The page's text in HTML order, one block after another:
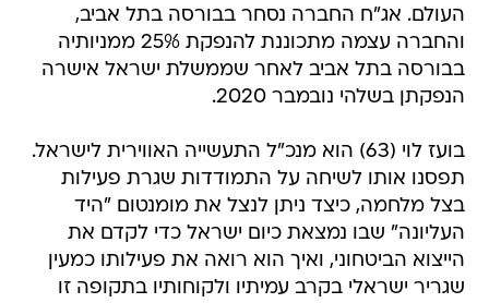
העולם. אג"ח החברה נסחר בבורסה בתל אביב,
והחברה עצמה מתכוננת להנפקת 25% ממניותיה
בבורסה בתל אביב לאחר שממשלת ישראל אישרה
הנפקתן בשלהי נובמבר 2020.
בועז לוי (63) הוא מנכ"ל התעשייה האווירית לישראל.
תפסנו אותו לשיחה על התמודדות שגרת פעילות
בצל מלחמה, כיצד ניתן לנצל את מומנטום "היד
העליונה" שבו נמצאת כיום ישראל כדי לקדם את
הייצוא הביטחוני, ואיך הוא רואה את פעילותו כמעין
שגריר ישראלי בקרב עמיתיו ולקוחותיו בתקופה זו